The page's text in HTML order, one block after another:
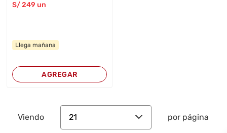
S/249 un
Llega mañana
AGREGAR
Viendo 21 por página